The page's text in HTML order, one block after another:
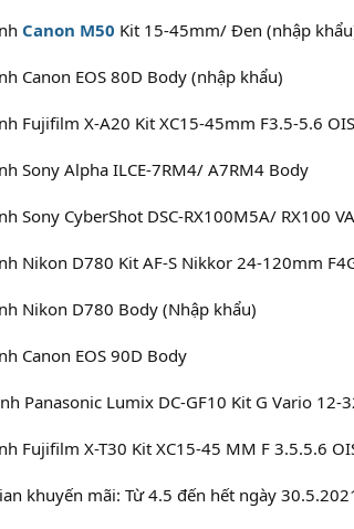
Canon M50 Kit 15-45mm/ Đen (nhập
Canon EOS 80D Body (nhập khẩu)
Fujifilm X-A20 Kit XC15-45mm F3.5-5.6
Sony Alpha ILCE-7RM4/ A7RM4 Body
Sony CyberShot DSC-RX100M5A/ RX100 VA
Nikon D780 Kit AF-S Nikkor 24-120mm
Nikon D780 Body (Nhập khẩu)
Canon EOS 90D Body
Panasonic Lumix DC-GF10 Kit G Vario 12-
Fujifilm X-T30 Kit XC15-45 MM F 3.5.5.6
khuyến mãi: Từ 4.5 đến hết ngày